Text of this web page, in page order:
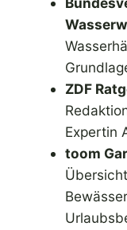
ZDF
Expertin
toom